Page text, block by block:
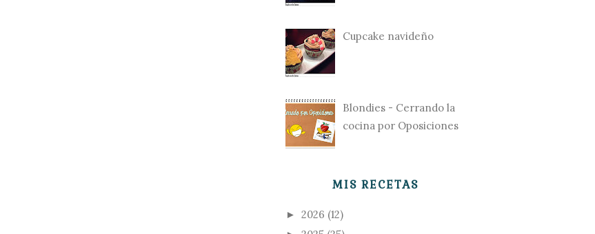
Cupcake navideño
Blondies - Cerrando la
cocina por Oposiciones
MIS RECETAS
► 2026 (12)